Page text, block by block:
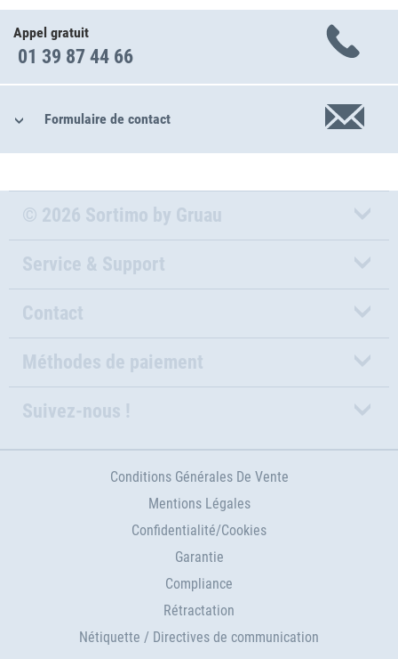
Appel gratuit
01 39 87 44 66
Formulaire de contact
© 2026 Sortimo by Gruau
Service & Support
Contact
Méthodes de paiement
Suivez-nous !
Conditions Générales De Vente
Mentions Légales
Confidentialité/Cookies
Garantie
Compliance
Rétractation
Nétiquette / Directives de communication